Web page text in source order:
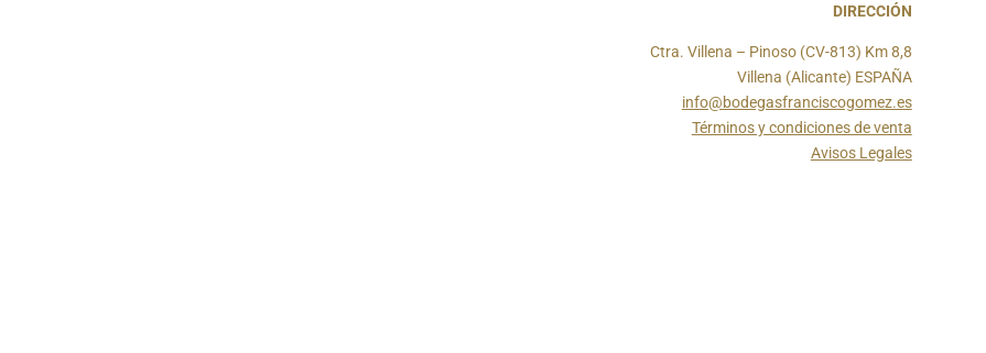
DIRECCIÓN
Ctra. Villena – Pinoso (CV-813) Km 8,8
Villena (Alicante) ESPAÑA
info@bodegasfranciscogomez.es
Términos y condiciones de venta
Avisos Legales